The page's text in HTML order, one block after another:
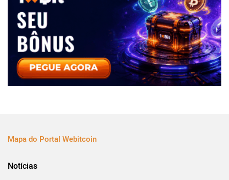
Mapa do Portal Webitcoin
Notícias